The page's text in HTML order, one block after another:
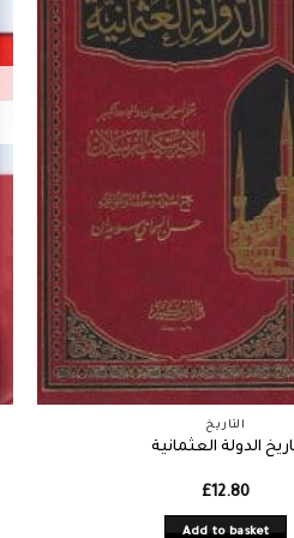
التاريخ
الدولة العثمانية
£12.80
Add to basket